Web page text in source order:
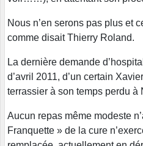
Nous n’en serons pas plus et
comme disait Thierry Roland.
La dernière demande
d’avril 2011, d’un certain
terrassier à son temps perdu à
Aucun repas même modeste
Franquette » de la cure